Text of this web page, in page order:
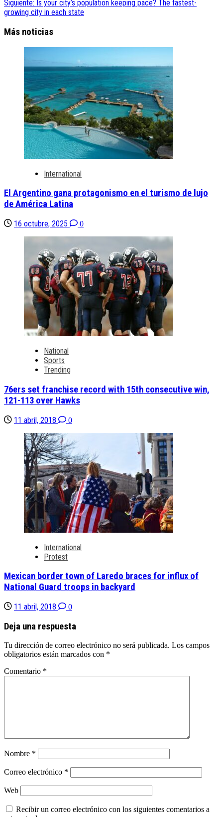
Siguiente: Is your city’s population keeping pace? The fastest-
growing city in each state
Más noticias
International
El Argentino gana protagonismo en el turismo de lujo
de América Latina
16 octubre, 2025 0
National
Sports
Trending
76ers set franchise record with 15th consecutive win,
121-113 over Hawks
11 abril, 2018 0
International
Protest
Mexican border town of Laredo braces for influx of
National Guard troops in backyard
11 abril, 2018 0
Deja una respuesta
Tu dirección de correo electrónico no será publicada. Los campos
obligatorios están marcados con *
Comentario *
Nombre *
Correo electrónico *
Web
Recibir un correo electrónico con los siguientes comentarios a